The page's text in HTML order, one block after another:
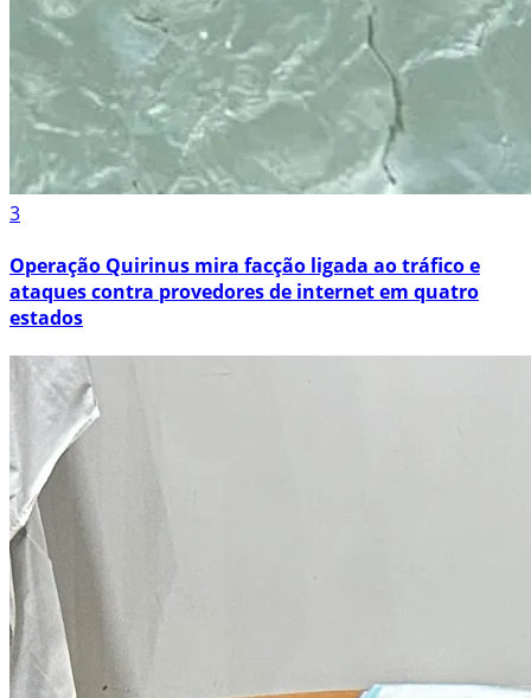
3
Operação Quirinus mira facção ligada ao tráfico e
ataques contra provedores de internet em quatro
estados